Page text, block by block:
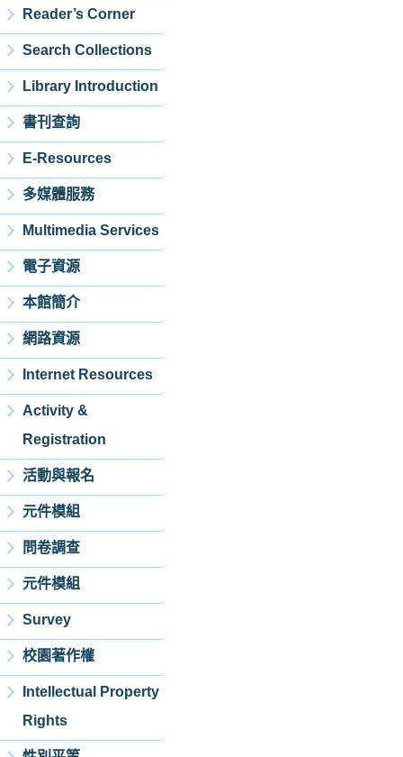
Reader’s Corner
Search Collections
Library Introduction
書刊查詢
E-Resources
多媒體服務
Multimedia Services
電子資源
本館簡介
網路資源
Internet Resources
Activity &
Registration
活動與報名
元件模組
問卷調查
元件模組
Survey
校園著作權
Intellectual Property
Rights